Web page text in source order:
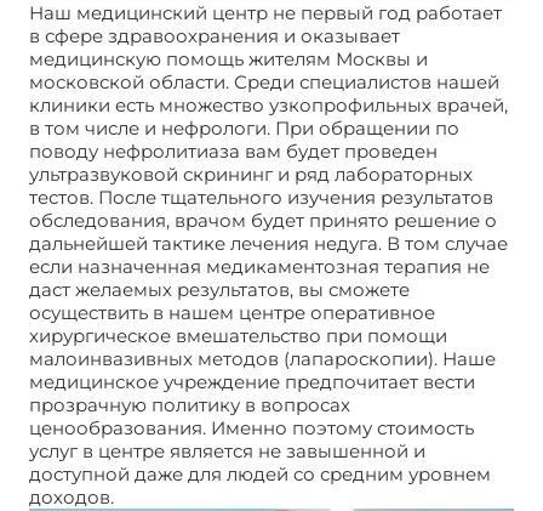
Наш медицинский центр не первый год работает
в сфере здравоохранения и оказывает
медицинскую помощь жителям Москвы и
московской области. Среди специалистов нашей
клиники есть множество узкопрофильных врачей,
в том числе и нефрологи. При обращении по
поводу нефролитиаза вам будет проведен
ультразвуковой скрининг и ряд лабораторных
тестов. После тщательного изучения результатов
обследования, врачом будет принято решение о
дальнейшей тактике лечения недуга. В том случае
если назначенная медикаментозная терапия не
даст желаемых результатов, вы сможете
осуществить в нашем центре оперативное
хирургическое вмешательство при помощи
малоинвазивных методов (лапароскопии). Наше
медицинское учреждение предпочитает вести
прозрачную политику в вопросах
ценообразования. Именно поэтому стоимость
услуг в центре является не завышенной и
доступной даже для людей со средним уровнем
доходов.